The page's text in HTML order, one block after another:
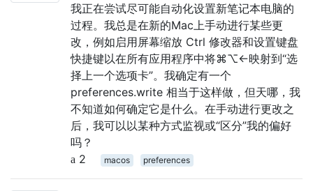
我正在尝试尽可能自动化设置新笔记本电脑的
过程。我总是在新的Mac上手动进行某些更
改，例如启用屏幕缩放 Ctrl 修改器和设置键盘
快捷键以在所有应用程序中将⌘⌥←映射到“选
择上一个选项卡”。我确定有一个
preferences.write 相当于这样做，但天哪，我
不知道如何确定它是什么。在手动进行更改之
后，我可以以某种方式监视或“区分”我的偏好
吗？
2
macos preferences